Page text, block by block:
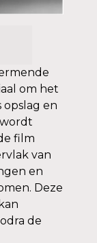
om het
en
film
van
en
Deze
de